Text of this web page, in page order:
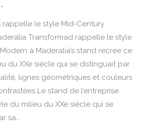
rappelle le style Mid-Century
Transformad rappelle le style
à Maderalia’s stand recrée ce
du XXe siècle qui se distinguait par
lignes géométriques et couleurs
Le stand de l’entreprise
du milieu du XXe siècle qui se
sa…